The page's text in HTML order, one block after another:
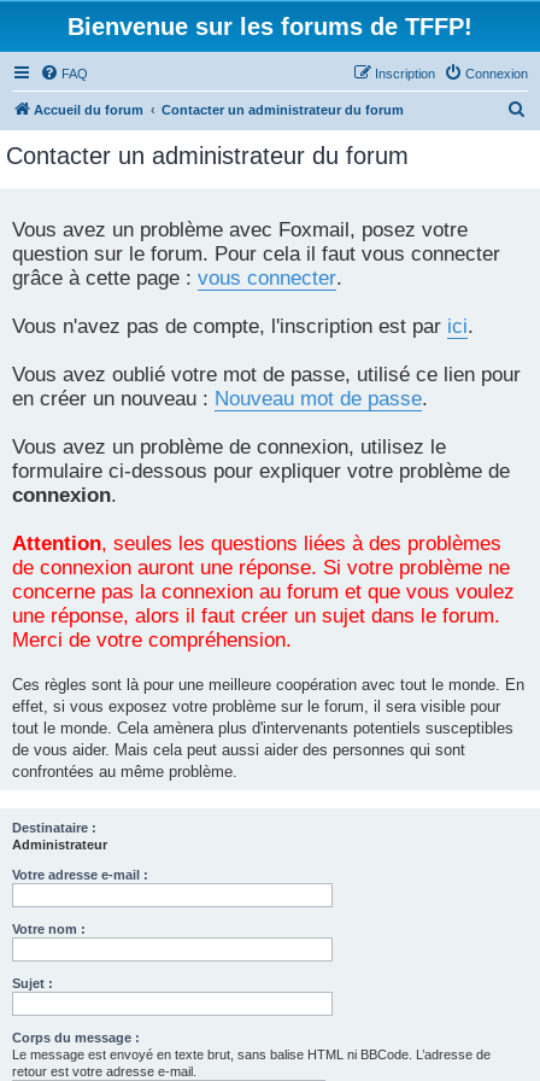
Bienvenue sur les forums de TFFP!
FAQ Connexion
Inscription
Accueil du forum Contacter un administrateur du forum
Contacter un administrateur du forum
Vous avez un problème avec Foxmail, posez votre
question sur le forum. Pour cela il faut vous connecter
grâce à cette page : vous connecter.
Vous n'avez pas de compte, l'inscription est par ici.
Vous avez oublié votre mot de passe, utilisé ce lien pour
en créer un nouveau : Nouveau mot de passe.
Vous avez un problème de connexion, utilisez le
formulaire ci-dessous pour expliquer votre problème de
connexion.
Attention, seules les questions liées à des problèmes
de connexion auront une réponse. Si votre problème ne
concerne pas la connexion au forum et que vous voulez
une réponse, alors il faut créer un sujet dans le forum.
Merci de votre compréhension.
Ces règles sont là pour une meilleure coopération avec tout le monde. En
effet, si vous exposez votre problème sur le forum, il sera visible pour
tout le monde. Cela amènera plus d'intervenants potentiels susceptibles
de vous aider. Mais cela peut aussi aider des personnes qui sont
confrontées au même problème.
Destinataire :
Administrateur
Votre adresse e-mail :
Votre nom :
Sujet :
Corps du message :
Le message est envoyé en texte brut, sans balise HTML ni BBCode. L’adresse de
retour est votre adresse e-mail.